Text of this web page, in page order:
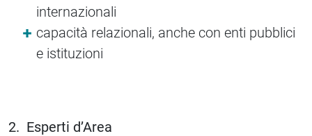
internazionali
capacità relazionali, anche con enti pubblici
e istituzioni
2. Esperti d’Area